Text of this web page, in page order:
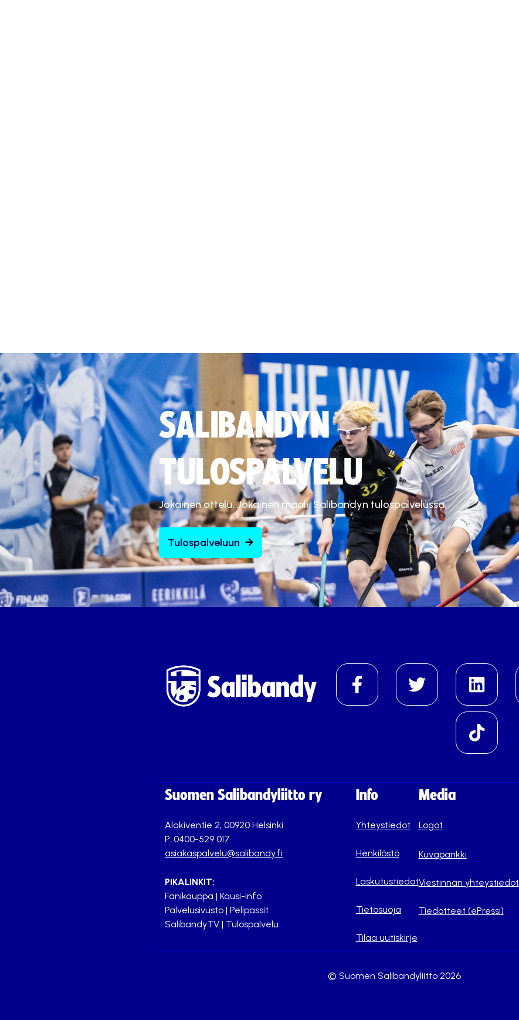
SALIBANDYN
TULOSPALVELU
Jokainen ottelu. Jokainen maali. Salibandyn tulospalvelussa.
Tulospalveluun
Suomen Salibandyliitto ry
Alakiventie 2, 00920 Helsinki
P. 0400-529 017
asiakaspalvelu@salibandy.fi
PIKALINKIT:
Fanikauppa | Kausi-info
Palvelusivusto | Pelipassit
SalibandyTV | Tulospalvelu
Info
Yhteystiedot
Henkilöstö
Laskutustiedot
Tietosuoja
Tilaa uutiskirje
Media
Logot
Kuvapankki
Viestinnän yhteystiedot
Tiedotteet (ePressi)
© Suomen Salibandyliitto 2026